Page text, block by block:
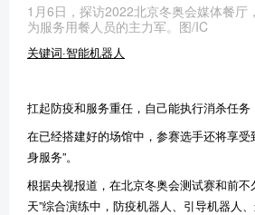
1月6日，探访2022北京冬奥会媒体餐厅
为服务用餐人员的主力军。图/IC
关键词·智能机器人
扛起防疫和服务重任，自己能执行消杀任务
在已经搭建好的场馆中，参赛选手还将享受
身服务”。
根据央视报道，在北京冬奥会测试赛和前不
天”综合演练中，防疫机器人、引导机器人